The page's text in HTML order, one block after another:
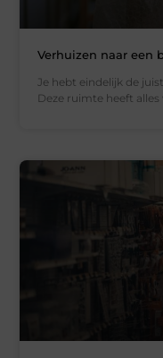
Verhuizen naar een
Je hebt eindelijk de
Deze ruimte heeft